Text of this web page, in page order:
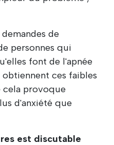
de
personnes qui
font de l'apnée
ces faibles
cela provoque
d'anxiété que
est discutable